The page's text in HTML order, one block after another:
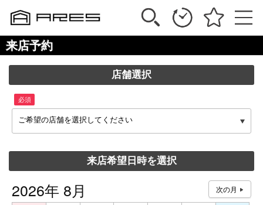
来店予約
店舗選択
必須
ご希望の店舗を選択してください
来店希望日時を選択
2026年 8月